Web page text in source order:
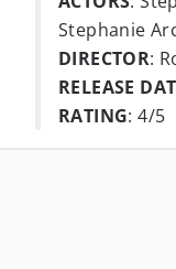
Stephanie
DIRECTOR:
RELEASE
RATING: 4/5